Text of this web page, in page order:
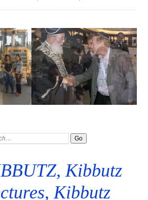
Kibbutz
Kibbutz